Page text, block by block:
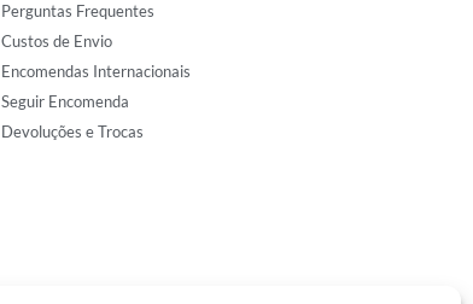
Perguntas Frequentes
Custos de Envio
Encomendas Internacionais
Seguir Encomenda
Devoluções e Trocas